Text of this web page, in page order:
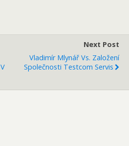
Next Post
Vladimír Mlynář Vs. Založení
Společnosti Testcom Servis